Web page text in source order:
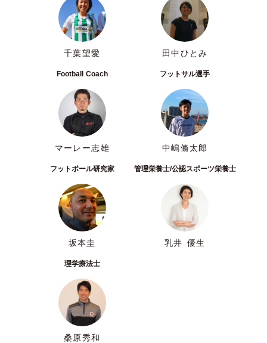
千葉望愛 田中ひとみ
Football Coach
マーレー志雄
フットサル選手
中嶋脩太郎
フットボール研究家
坂本圭
管理栄養士/公認スポーツ栄養士
乳井 優生
理学療法士
桑原秀和